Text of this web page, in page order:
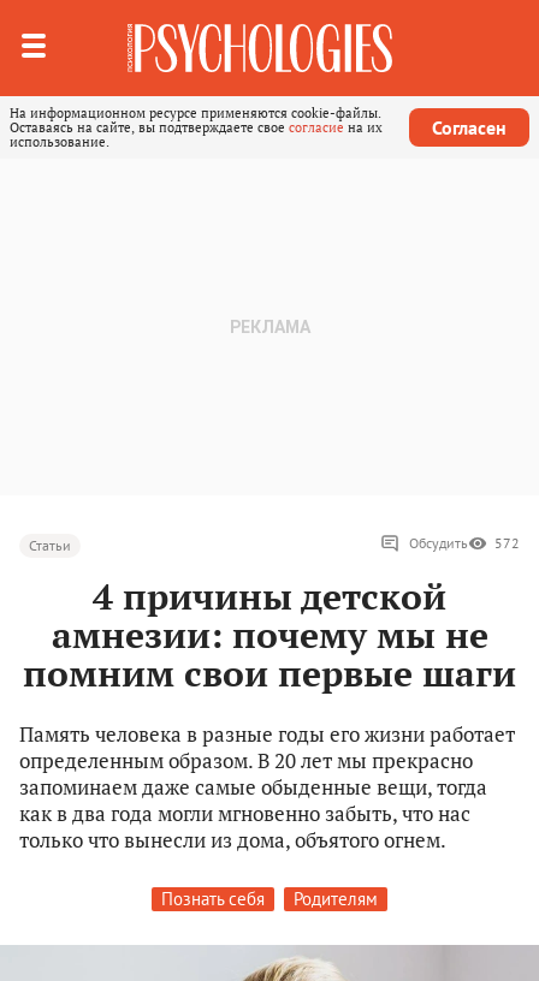
На информационном ресурсе применяются cookie-файлы.
Оставаясь на сайте, вы подтверждаете свое согласие на их
использование.
Согласен
Статьи Обсудить 572
4 причины детской
амнезии: почему мы не
помним свои первые шаги
Память человека в разные годы его жизни работает
определенным образом. В 20 лет мы прекрасно
запоминаем даже самые обыденные вещи, тогда
как в два года могли мгновенно забыть, что нас
только что вынесли из дома, объятого огнем.
Познать себя Родителям